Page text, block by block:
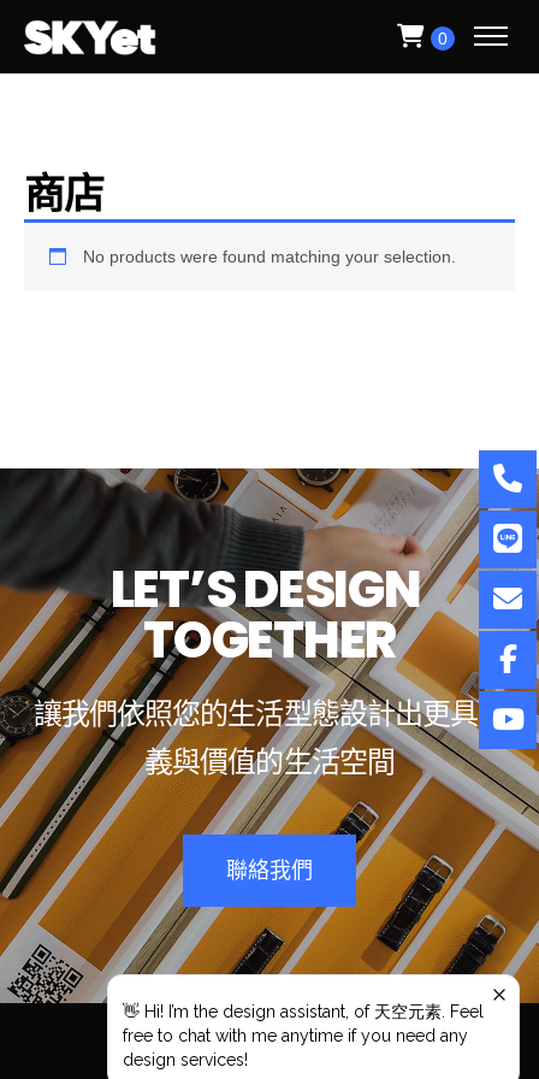
0
商店
No products were found matching your selection.
LET’SDESIGN
TOGETHER
讓我們依照您的生活型態設計出更具意
義與價值的生活空間
聯絡我們